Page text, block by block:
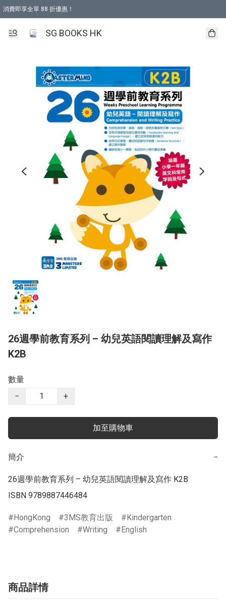
消費即享全單 88 折優惠！
SG BOOKS HK
26週學前教育系列 – 幼兒英語閱讀理解及寫作
K2B
數量
−
+
加至購物車
簡介 −
26週學前教育系列 – 幼兒英語閱讀理解及寫作 K2B
ISBN 9789887446484
HongKong 3MS教育出版
Kindergarten
Comprehension
Writing English
商品詳情